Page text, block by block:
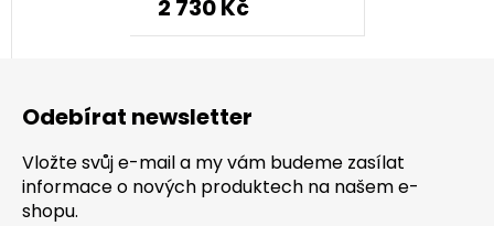
produktu
je
5
hvězdiček.
2 730 Kč
Odebírat newsletter
Vložte svůj e-mail a my vám budeme zasílat
informace o nových produktech na našem e-
shopu.